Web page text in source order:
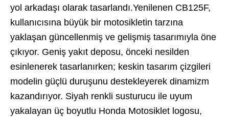
yol arkadaşı olarak tasarlandı.Yenilenen CB125F,
kullanıcısına büyük bir motosikletin tarzına
yaklaşan güncellenmiş ve gelişmiş tasarımıyla öne
çıkıyor. Geniş yakıt deposu, önceki nesilden
esinlenerek tasarlanırken; keskin tasarım çizgileri
modelin güçlü duruşunu destekleyerek dinamizm
kazandırıyor. Siyah renkli susturucu ile uyum
yakalayan üç boyutlu Honda Motosiklet logosu,